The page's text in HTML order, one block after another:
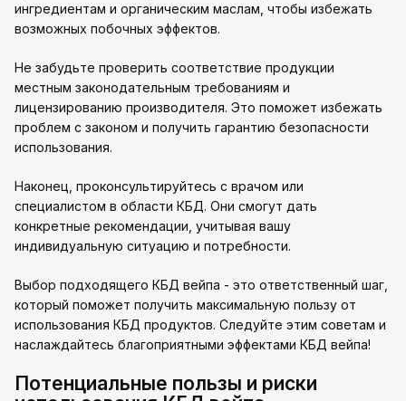
ингредиентам и органическим маслам, чтобы избежать
возможных побочных эффектов.
Не забудьте проверить соответствие продукции
местным законодательным требованиям и
лицензированию производителя. Это поможет избежать
проблем с законом и получить гарантию безопасности
использования.
Наконец, проконсультируйтесь с врачом или
специалистом в области КБД. Они смогут дать
конкретные рекомендации, учитывая вашу
индивидуальную ситуацию и потребности.
Выбор подходящего КБД вейпа - это ответственный шаг,
который поможет получить максимальную пользу от
использования КБД продуктов. Следуйте этим советам и
наслаждайтесь благоприятными эффектами КБД вейпа!
Потенциальные пользы и риски